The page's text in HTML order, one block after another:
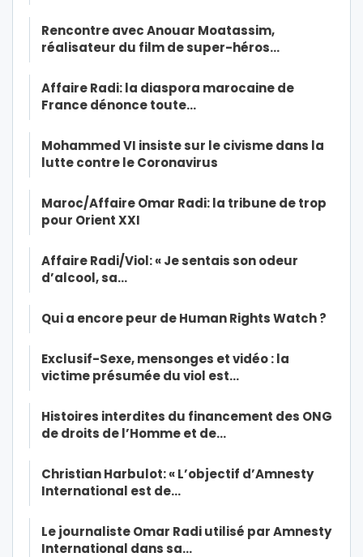
Rencontre avec Anouar Moatassim,
réalisateur du film de super-héros…
Affaire Radi: la diaspora marocaine de
France dénonce toute…
Mohammed VI insiste sur le civisme dans la
lutte contre le Coronavirus
Maroc/Affaire Omar Radi: la tribune de trop
pour Orient XXI
Affaire Radi/Viol: « Je sentais son odeur
d’alcool, sa…
Qui a encore peur de Human Rights Watch ?
Exclusif-Sexe, mensonges et vidéo : la
victime présumée du viol est…
Histoires interdites du financement des ONG
de droits de l’Homme et de…
Christian Harbulot: « L’objectif d’Amnesty
International est de…
Le journaliste Omar Radi utilisé par Amnesty
International dans sa…